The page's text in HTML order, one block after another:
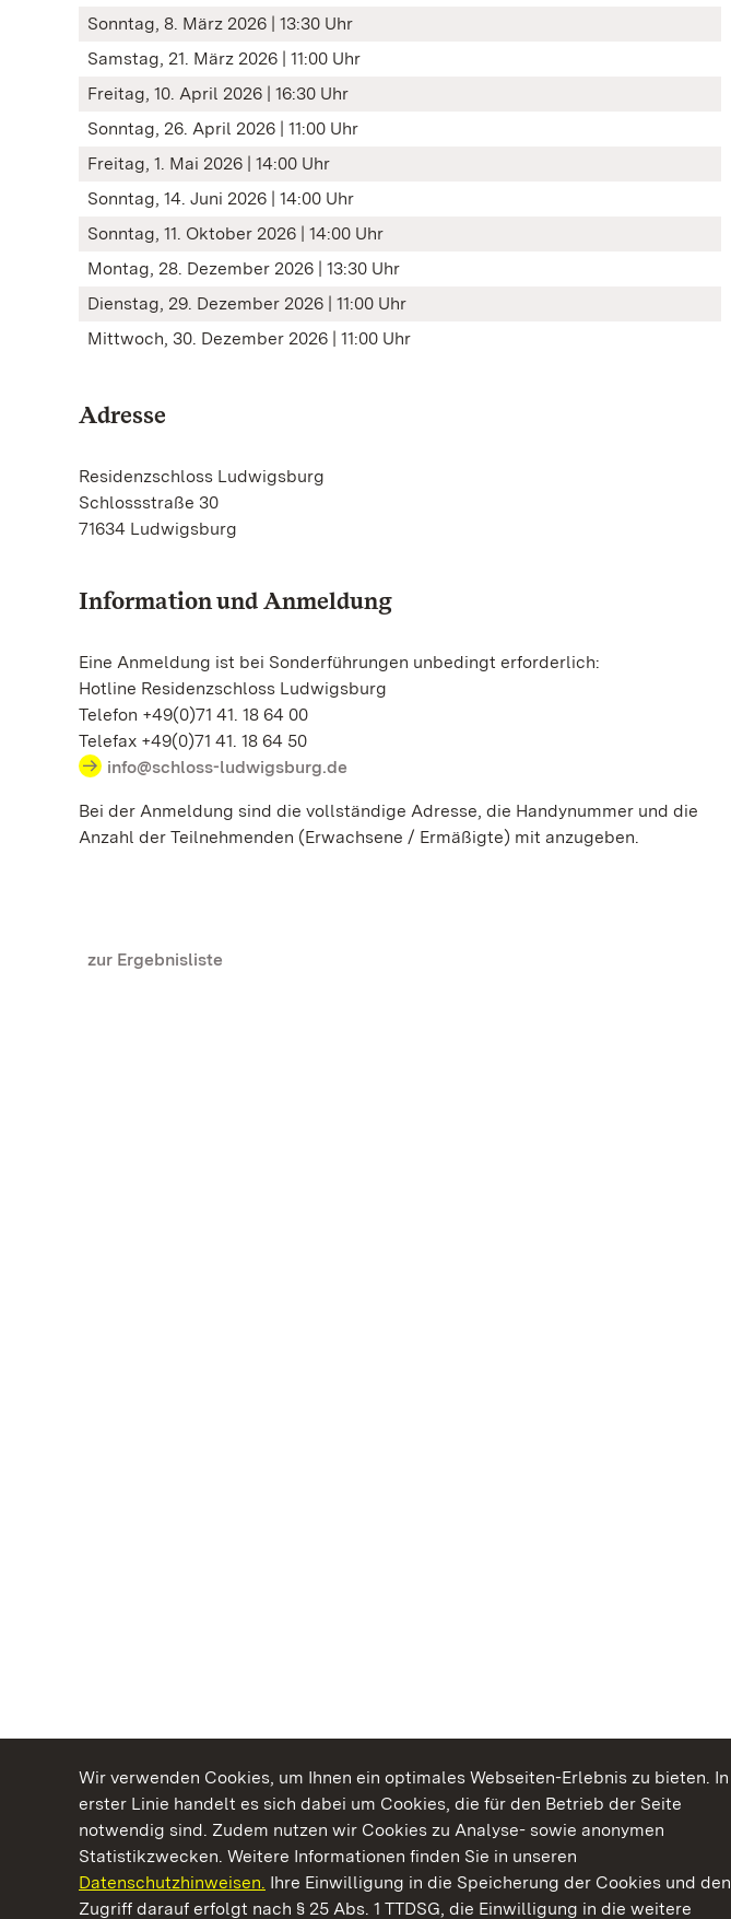
Wir verwenden Cookies, um Ihnen ein optimales Webseiten-Erlebnis zu bieten. In
erster Linie handelt es sich dabei um Cookies, die für den Betrieb der Seite
notwendig sind. Zudem nutzen wir Cookies zu Analyse- sowie anonymen
Statistikzwecken. Weitere Informationen finden Sie in unseren
Datenschutzhinweisen. Ihre Einwilligung in die Speicherung der Cookies und den
Zugriff darauf erfolgt nach § 25 Abs. 1 TTDSG, die Einwilligung in die weitere
Sonntag, 8. März 2026 | 13:30 Uhr
Samstag, 21. März 2026 | 11:00 Uhr
Freitag, 10. April 2026 | 16:30 Uhr
Sonntag, 26. April 2026 | 11:00 Uhr
Freitag, 1. Mai 2026 | 14:00 Uhr
Sonntag, 14. Juni 2026 | 14:00 Uhr
Sonntag, 11. Oktober 2026 | 14:00 Uhr
Montag, 28. Dezember 2026 | 13:30 Uhr
Dienstag, 29. Dezember 2026 | 11:00 Uhr
Mittwoch, 30. Dezember 2026 | 11:00 Uhr
Adresse
Residenzschloss Ludwigsburg
Schlossstraße 30
71634 Ludwigsburg
Information und Anmeldung
Eine Anmeldung ist bei Sonderführungen unbedingt erforderlich:
Hotline Residenzschloss Ludwigsburg
Telefon +49(0)71 41. 18 64 00
Telefax +49(0)71 41. 18 64 50
info@schloss-ludwigsburg.de
Bei der Anmeldung sind die vollständige Adresse, die Handynummer und die
Anzahl der Teilnehmenden (Erwachsene / Ermäßigte) mit anzugeben.
zur Ergebnisliste
Kommen. Staunen. Genießen.